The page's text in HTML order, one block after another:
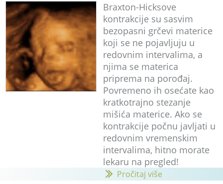
Braxton-Hicksove
kontrakcije su sasvim
bezopasni grčevi materice
koji se ne pojavljuju u
redovnim intervalima, a
njima se materica
priprema na porođaj.
Povremeno ih osećate kao
kratkotrajno stezanje
mišića materice. Ako se
kontrakcije počnu javljati u
redovnim vremenskim
intervalima, hitno morate
lekaru na pregled!
Pročitaj više